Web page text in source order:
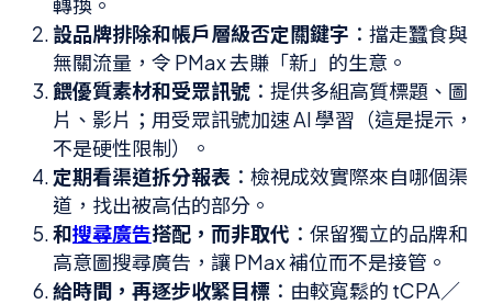
設品牌排除和帳戶層級否定關鍵字 ：擋走蠶食與
無關流量，令 PMax 去賺「新」的生意。
餵優質素材和受眾訊號 ：提供多組高質標題、圖
片、影片；用受眾訊號加速 AI 學習（這是提示，
不是硬性限制）。
定期看渠道拆分報表 ：檢視成效實際來自哪個渠
道，找出被高估的部分。
和搜尋廣告搭配，而非取代 ：保留獨立的品牌和
高意圖搜尋廣告，讓 PMax 補位而不是接管。
給時間，再逐步收緊目標 ：由較寬鬆的 tCPA／